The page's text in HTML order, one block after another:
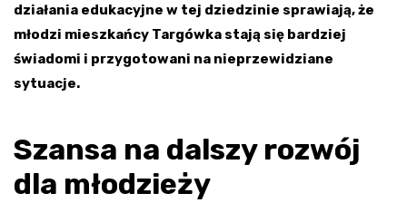
działania edukacyjne w tej dziedzinie sprawiają, że
młodzi mieszkańcy Targówka stają się bardziej
świadomi i przygotowani na nieprzewidziane
sytuacje.
Szansa na dalszy rozwój
dla młodzieży